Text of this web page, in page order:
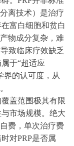
离技术）是治疗
富白细胞和贫白
物成分复杂，难
致临床疗效缺乏
于“超适应
界的认可度，从
盖范围极其有限
市场规模。绝大
费，单次治疗费
对PRP是否属